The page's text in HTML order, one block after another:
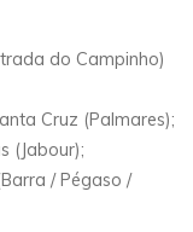
do Campinho)
Cruz (Palmares);
(Jabour);
/ Pégaso /